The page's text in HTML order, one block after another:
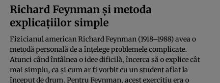
Richard Feynman și metoda
explicațiilor simple
Fizicianul american Richard Feynman (1918–1988) avea o
metodă personală de a înțelege problemele complicate.
Atunci când întâlnea o idee dificilă, încerca să o explice cât
mai simplu, ca și cum ar fi vorbit cu un student aflat la
început de drum. Pentru Feynman, acest exercițiu era o